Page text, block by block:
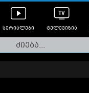
სერიალები ტელევიზია